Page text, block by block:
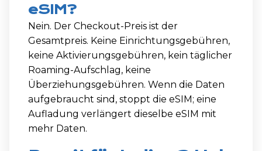
eSIM?
Nein. Der Checkout-Preis ist der
Gesamtpreis. Keine Einrichtungsgebühren,
keine Aktivierungsgebühren, kein täglicher
Roaming-Aufschlag, keine
Überziehungsgebühren. Wenn die Daten
aufgebraucht sind, stoppt die eSIM; eine
Aufladung verlängert dieselbe eSIM mit
mehr Daten.